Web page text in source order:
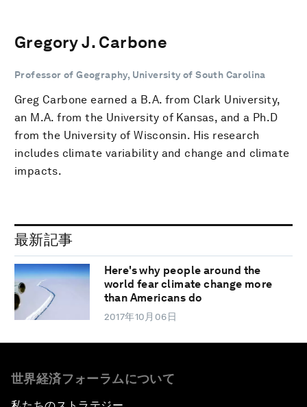
Gregory J. Carbone
Professor of Geography, University of South Carolina
Greg Carbone earned a B.A. from Clark University,
an M.A. from the University of Kansas, and a Ph.D
from the University of Wisconsin. His research
includes climate variability and change and climate
impacts.
最新記事
Here's why people around the
world fear climate change more
than Americans do
2017年10月06日
世界経済フォーラムについて